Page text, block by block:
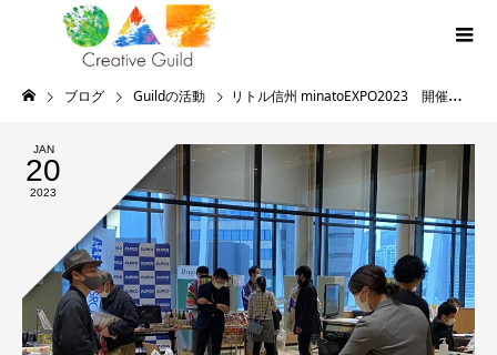
ブログ Guildの活動 リトル信州 minatoEXPO2023 開催レポート
JAN
20
2023